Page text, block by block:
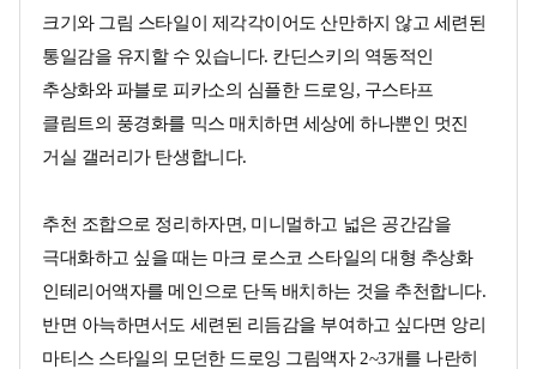
크기와 그림 스타일이 제각각이어도 산만하지 않고 세련된
통일감을 유지할 수 있습니다. 칸딘스키의 역동적인
추상화와 파블로 피카소의 심플한 드로잉, 구스타프
클림트의 풍경화를 믹스 매치하면 세상에 하나뿐인 멋진
거실 갤러리가 탄생합니다.
추천 조합으로 정리하자면, 미니멀하고 넓은 공간감을
극대화하고 싶을 때는 마크 로스코 스타일의 대형 추상화
인테리어액자를 메인으로 단독 배치하는 것을 추천합니다.
반면 아늑하면서도 세련된 리듬감을 부여하고 싶다면 앙리
마티스 스타일의 모던한 드로잉 그림액자 2~3개를 나란히